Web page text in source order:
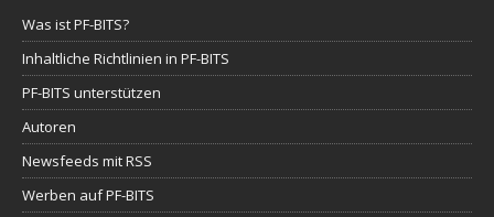
Was ist PF-BITS?
Inhaltliche Richtlinien in PF-BITS
PF-BITS unterstützen
Autoren
Newsfeeds mit RSS
Werben auf PF-BITS